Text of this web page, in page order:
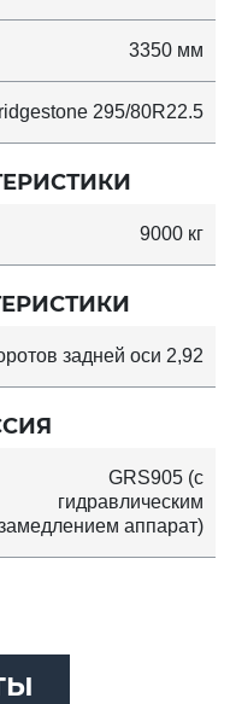
3350 мм
295/80R22.5
9000 кг
задней оси 2,92
GRS905 (с
гидравлическим
аппарат)